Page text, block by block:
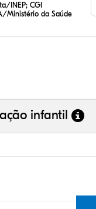
INEP; CGI
Ministério da Saúde
infantil